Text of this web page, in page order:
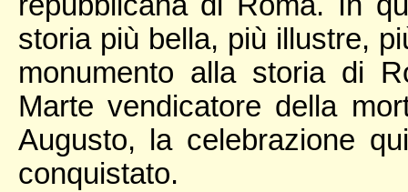
storia più bella, più illustre,
monumento alla storia di
Marte vendicatore della
Augusto, la celebrazione
conquistato.